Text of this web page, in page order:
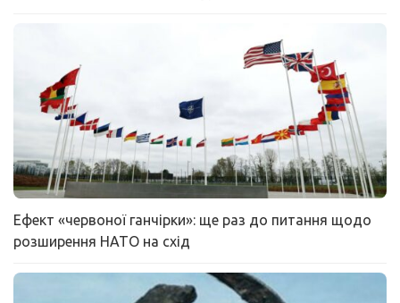
Ефект «червоної ганчірки»: ще раз до питання щодо
розширення НАТО на схід